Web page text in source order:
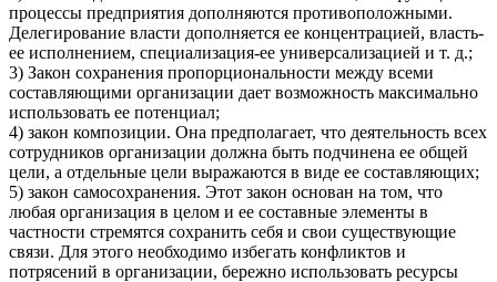
процессы предприятия дополняются противоположными.
Делегирование власти дополняется ее концентрацией, власть-
ее исполнением, специализация-ее универсализацией и т. д.;
3) Закон сохранения пропорциональности между всеми
составляющими организации дает возможность максимально
использовать ее потенциал;
4) закон композиции. Она предполагает, что деятельность всех
сотрудников организации должна быть подчинена ее общей
цели, а отдельные цели выражаются в виде ее составляющих;
5) закон самосохранения. Этот закон основан на том, что
любая организация в целом и ее составные элементы в
частности стремятся сохранить себя и свои существующие
связи. Для этого необходимо избегать конфликтов и
потрясений в организации, бережно использовать ресурсы